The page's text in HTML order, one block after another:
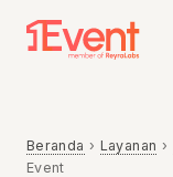
Beranda › Layanan ›
Event